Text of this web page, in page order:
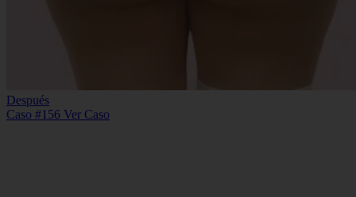
Después
Caso #156 Ver Caso